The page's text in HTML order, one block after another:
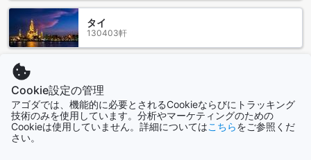
したい方にも、アクティブなアドベンチャーを求める方にも
最適です。周囲には、地元のカフェやレストランが点在して
おり、新鮮なシーフードや伝統的なポルトガル料理を楽しむ
ことができます。特に、夕暮れ時に海を眺めながらの食事
また、カヴァコスは自然の美しさにも恵まれています。周辺
にはハイキングコースやサイクリングトレイルがあり、地元
の植物や動物を観察しながらの散策が楽しめます。ビーチで
は、サーフィンやカヤックなどのウォータースポーツも盛ん
で、アクティブな休日を過ごすにはうってつけの場所です。
カヴァコスでの滞在は、リフレッシュするだけでなく、ポル
タイ
130403軒
2694軒
シンガポール
Cookie設定の管理
アゴダでは、機能的に必要とされるCookieならびにトラッキング
技術のみを使用しています。分析やマーケティングのための
Cookieは使用していません。詳細についてはこちらをご参照くだ
さい。